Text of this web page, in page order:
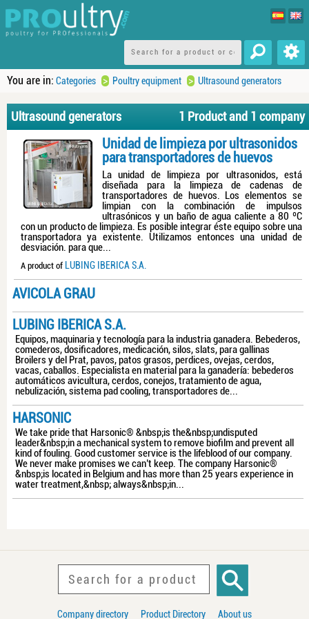
You are in: Categories > Poultry equipment > Ultrasound generators
Ultrasound generators 1 Product and 1 company
Unidad de limpieza por ultrasonidos
para transportadores de huevos
La unidad de limpieza por ultrasonidos, está
diseñada para la limpieza de cadenas de
transportadores de huevos. Los elementos se
limpian con la combinación de impulsos
ultrasónicos y un baño de agua caliente a 80 ºC
con un producto de limpieza. Es posible integrar éste equipo sobre una
transportadora ya existente. Utilizamos entonces una unidad de
desviación. para que...
A product of LUBING IBERICA S.A.
AVICOLA GRAU
LUBING IBERICA S.A.
Equipos, maquinaria y tecnología para la industria ganadera. Bebederos,
comederos, dosificadores, medicación, silos, slats, para gallinas
Broilers y del Prat, pavos, patos grasos, perdices, ovejas, cerdos,
vacas, caballos. Especialista en material para la ganadería: bebederos
automáticos avicultura, cerdos, conejos, tratamiento de agua,
nebulización, sistema pad cooling, transportadores de...
HARSONIC
We take pride that Harsonic® &nbsp;is the&nbsp;undisputed
leader&nbsp;in a mechanical system to remove biofilm and prevent all
kind of fouling. Good customer service is the lifeblood of our company.
We never make promises we can’t keep. The company Harsonic®
&nbsp;is located in Belgium and has more than 25 years experience in
water treatment,&nbsp; always&nbsp;in...
Company directory Product Directory About us